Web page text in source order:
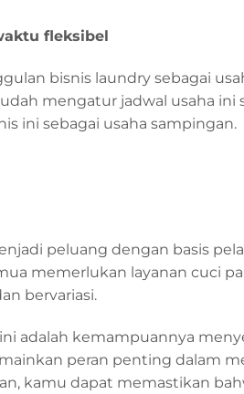
fleksibel
bisnis laundry sebagai
mengatur jadwal usaha
ini sebagai usaha sampingan.
peluang dengan basis
memerlukan layanan cuci
bervariasi.
adalah kemampuannya
peran penting dalam
kamu dapat memastikan